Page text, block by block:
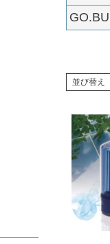
並び替え